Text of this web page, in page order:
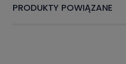
PRODUKTY POWIĄZANE